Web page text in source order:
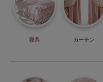
寝具 カーテン